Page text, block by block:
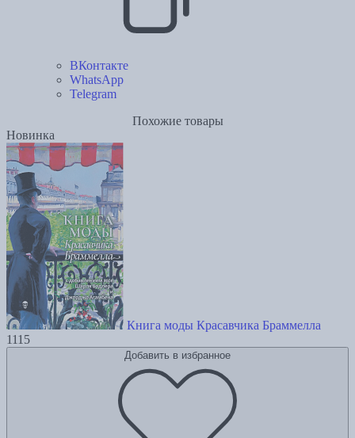
ВКонтакте
WhatsApp
Telegram
Похожие товары
Новинка
Книга моды Красавчика Браммелла
1115
Добавить в избранное